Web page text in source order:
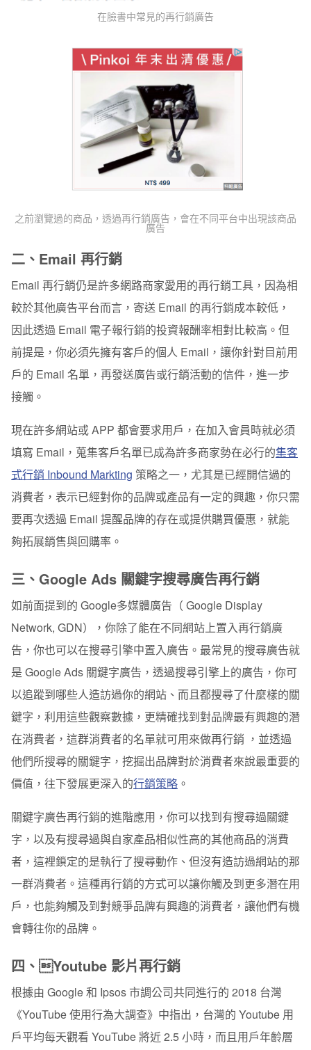
在臉書中常見的再行銷廣告
之前瀏覽過的商品，透過再行銷廣告，會在不同平台中出現該商品
廣告
二、Email 再行銷
Email 再行銷仍是許多網路商家愛用的再行銷工具，因為相
較於其他廣告平台而言，寄送 Email 的再行銷成本較低，
因此透過 Email 電子報行銷的投資報酬率相對比較高。但
前提是，你必須先擁有客戶的個人 Email，讓你針對目前用
戶的 Email 名單，再發送廣告或行銷活動的信件，進一步
接觸。
現在許多網站或 APP 都會要求用戶，在加入會員時就必須
填寫 Email，蒐集客戶名單已成為許多商家勢在必行的集客
式行銷 Inbound Markting 策略之一，尤其是已經開信過的
消費者，表示已經對你的品牌或產品有一定的興趣，你只需
要再次透過 Email 提醒品牌的存在或提供購買優惠，就能
夠拓展銷售與回購率。
三、Google Ads 關鍵字搜尋廣告再行銷
如前面提到的 Google多媒體廣告（ Google Display
Network, GDN），你除了能在不同網站上置入再行銷廣
告，你也可以在搜尋引擎中置入廣告。最常見的搜尋廣告就
是 Google Ads 關鍵字廣告，透過搜尋引擎上的廣告，你可
以追蹤到哪些人造訪過你的網站、而且都搜尋了什麼樣的關
鍵字，利用這些觀察數據，更精確找到對品牌最有興趣的潛
在消費者，這群消費者的名單就可用來做再行銷 ，並透過
他們所搜尋的關鍵字，挖掘出品牌對於消費者來說最重要的
價值，往下發展更深入的行銷策略 。
關鍵字廣告再行銷的進階應用，你可以找到有搜尋過關鍵
字，以及有搜尋過與自家產品相似性高的其他商品的消費
者，這裡鎖定的是執行了搜尋動作、但沒有造訪過網站的那
一群消費者。這種再行銷的方式可以讓你觸及到更多潛在用
戶，也能夠觸及到對競爭品牌有興趣的消費者，讓他們有機
會轉往你的品牌。
四、Youtube 影片再行銷
根據由 Google 和 Ipsos 市調公司共同進行的 2018 台灣
《YouTube 使用行為大調查》中指出，台灣的 Youtube 用
戶平均每天觀看 YouTube 將近 2.5 小時，而且用戶年齡層